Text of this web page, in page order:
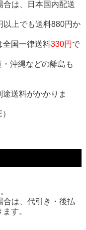
合は、日本国内配送
以上でも送料880円か
国一律送料330円 で
沖縄などの離島も
送料がかかりま
合は、代引き・後払
す。